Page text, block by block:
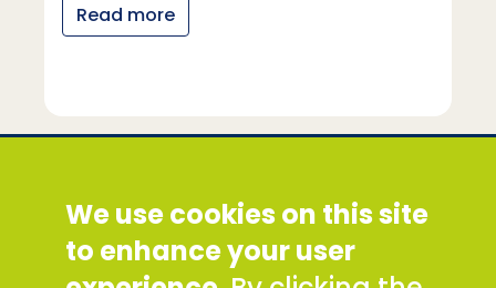
Read more
Discovery House, 28-42 Banner Street, London
EC1Y 8QE
Tel: +44 (0) 300 777 9777
Email:info@sddirect.org.uk
We use cookies on this site
to enhance your user